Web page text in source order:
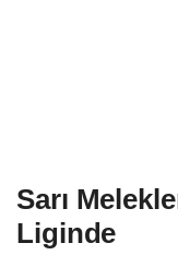
Sarı
Liginde